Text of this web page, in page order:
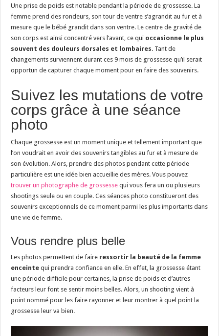
Une prise de poids est notable pendant la période de grossesse. La
femme prend des rondeurs, son tour de ventre s’agrandit au fur et à
mesure que le bébé grandit dans son ventre. Le centre de gravité de
son corps est ainsi concentré vers l’avant, ce qui occasionne le plus
souvent des douleurs dorsales et lombaires. Tant de
changements surviennent durant ces 9 mois de grossesse qu’il serait
opportun de capturer chaque moment pour en faire des souvenirs.
Suivez les mutations de votre
corps grâce à une séance
photo
Chaque grossesse est un moment unique et tellement important que
l’on voudrait en avoir des souvenirs tangibles au fur et à mesure de
son évolution. Alors, prendre des photos pendant cette période
particulière est une idée bien accueillie des mères. Vous pouvez
trouver un photographe de grossesse qui vous fera un ou plusieurs
shootings seule ou en couple. Ces séances photo constitueront des
souvenirs exceptionnels de ce moment parmi les plus importants dans
une vie de femme.
Vous rendre plus belle
Les photos permettent de faire ressortir la beauté de la femme
enceinte qui prendra confiance en elle. En effet, la grossesse étant
une période difficile pour certaines, la prise de poids et d’autres
facteurs leur font se sentir moins belles. Alors, un shooting vient à
point nommé pour les faire rayonner et leur montrer à quel point la
grossesse leur va bien.